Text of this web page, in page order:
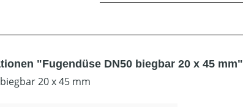
"Fugendüse DN50 biegbar 20 x 45 mm"
20 x 45 mm